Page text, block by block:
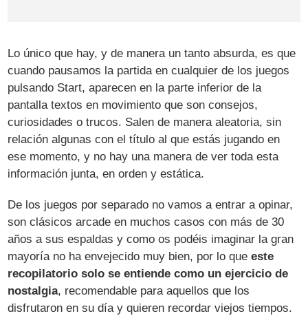
Lo único que hay, y de manera un tanto absurda, es que
cuando pausamos la partida en cualquier de los juegos
pulsando Start, aparecen en la parte inferior de la
pantalla textos en movimiento que son consejos,
curiosidades o trucos. Salen de manera aleatoria, sin
relación algunas con el título al que estás jugando en
ese momento, y no hay una manera de ver toda esta
información junta, en orden y estática.
De los juegos por separado no vamos a entrar a opinar,
son clásicos arcade en muchos casos con más de 30
años a sus espaldas y como os podéis imaginar la gran
mayoría no ha envejecido muy bien, por lo queeste
recopilatorio solo se entiende como un ejercicio de
nostalgia, recomendable para aquellos que los
disfrutaron en su día y quieren recordar viejos tiempos.